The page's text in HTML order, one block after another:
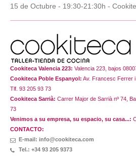
15 de Octubre - 19:30-21:30h -
Cookiteca Valencia 223: Valencia 223, bajos
Cookiteca Poble Espanyol: Av. Francesc Ferrer
Tlf. 93 205 93 73
Cookiteca Sarrià: Carrer Major de Sarrià nº 74,
73
Venimos a su empresa, su espacio, su casa...:
CONTACTO:
E-mail: info@cookiteca.com
Tel.: +34 93 205 9373